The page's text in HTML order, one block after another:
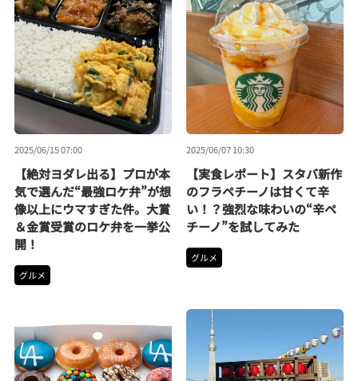
2025/06/15 07:00
【絶対ヨダレ出る】プロが本
気で選んだ“最強ロケ弁”が想
像以上にウマすぎた件。大賞
＆金賞受賞のロケ弁を一挙公
開！
グルメ
2025/06/07 10:30
【実食レポート】スタバ新作
のフラペチーノは甘くて辛
い！？強烈な味わいの“辛ペ
チーノ”を試してみた
グルメ